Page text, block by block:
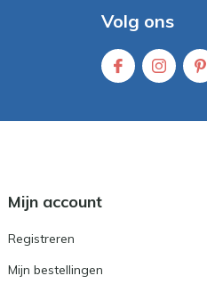
Volg ons
Mijn account
Registreren
Mijn bestellingen